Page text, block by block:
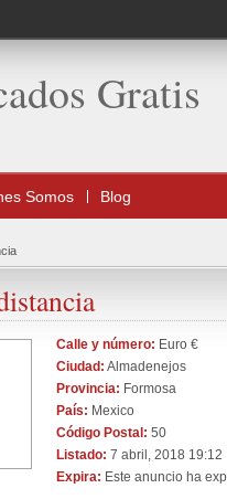
Gratis
Somos Blog
Calle y número: Euro €
Ciudad: Almadenejos
Provincia: Formosa
País: Mexico
Código Postal: 50
Listado: 7 abril, 2018 19:12
Expira: Este anuncio ha